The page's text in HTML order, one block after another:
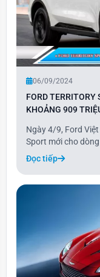
06/09/2024
FORD TERRITORY
KHOẢNG 909
Ngày 4/9, Ford
Sport mới cho
cỡ C này đã có 3
X. Territory Sport
phiên bản
Đọc tiếp